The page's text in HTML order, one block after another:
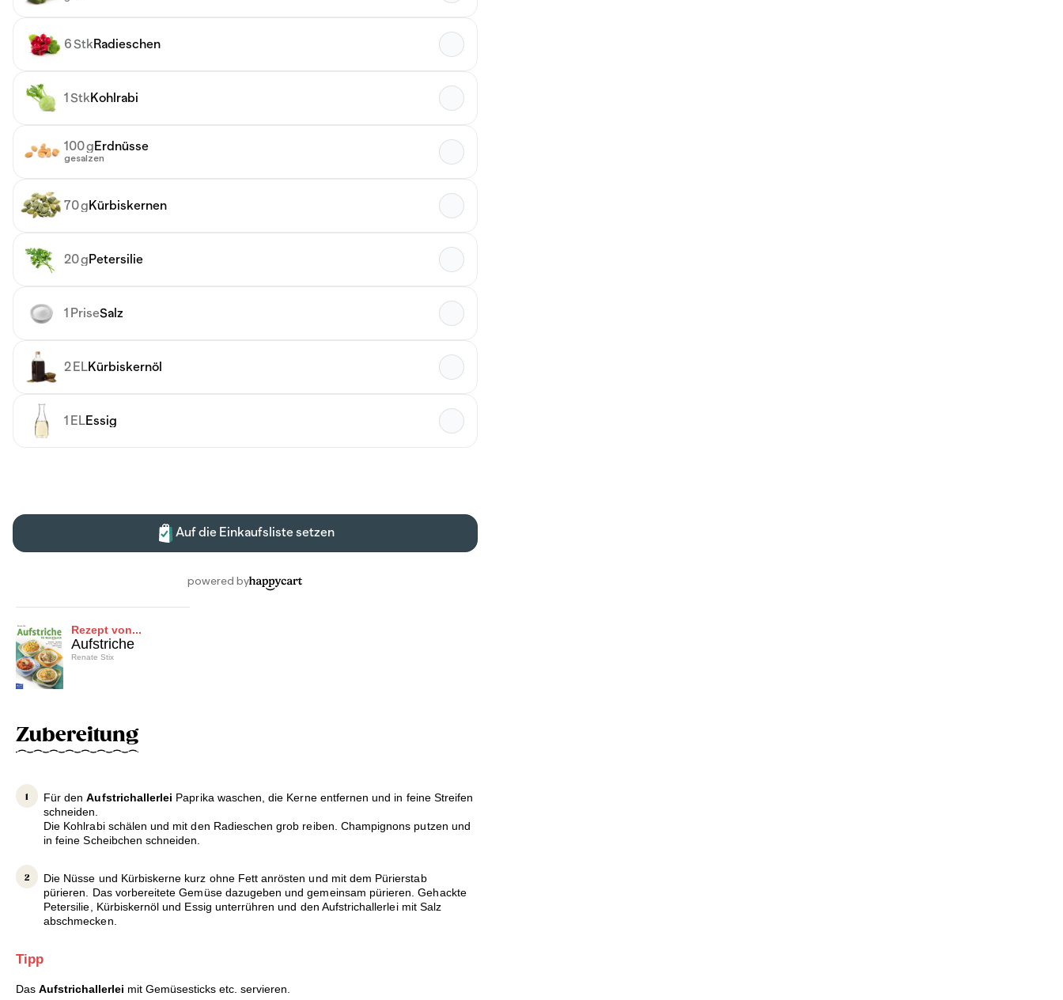
Rezept von...
Aufstriche
Renate Stix
Zubereitung
Für denAufstrichallerlei Paprika waschen, die Kerne entfernen und in feine Streifen
schneiden.
Die Kohlrabi schälen und mit den Radieschen grob reiben. Champignons putzen und
in feine Scheibchen schneiden.
Die Nüsse und Kürbiskerne kurz ohne Fett anrösten und mit dem Pürierstab
pürieren. Das vorbereitete Gemüse dazugeben und gemeinsam pürieren. Gehackte
Petersilie, Kürbiskernöl und Essig unterrühren und den Aufstrichallerlei mit Salz
abschmecken.
Tipp
Das Aufstrichallerlei mit Gemüsesticks etc. servieren.